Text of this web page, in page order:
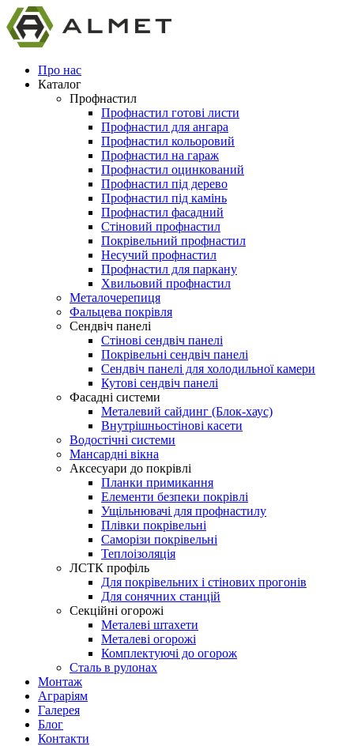
Про нас
Каталог
Профнастил
Профнастил готові листи
Профнастил для ангара
Профнастил кольоровий
Профнастил на гараж
Профнастил оцинкований
Профнастил під дерево
Профнастил під камінь
Профнастил фасадний
Стіновий профнастил
Покрівельний профнастил
Несучий профнастил
Профнастил для паркану
Хвильовий профнастил
Металочерепиця
Фальцева покрівля
Сендвіч панелі
Стінові сендвіч панелі
Покрівельні сендвіч панелі
Сендвіч панелі для холодильної камери
Кутові сендвіч панелі
Фасадні системи
Металевий сайдинг (Блок-хаус)
Внутрішньостінові касети
Водостічні системи
Мансардні вікна
Аксесуари до покрівлі
Планки примикання
Елементи безпеки покрівлі
Ущільнювачі для профнастилу
Плівки покрівельні
Саморізи покрівельні
Теплоізоляція
ЛСТК профіль
Для покрівельних і стінових прогонів
Для сонячних станцій
Секційні огорожі
Металеві штахети
Металеві огорожі
Комплектуючі до огорож
Сталь в рулонах
Монтаж
Аграріям
Галерея
Блог
Контакти